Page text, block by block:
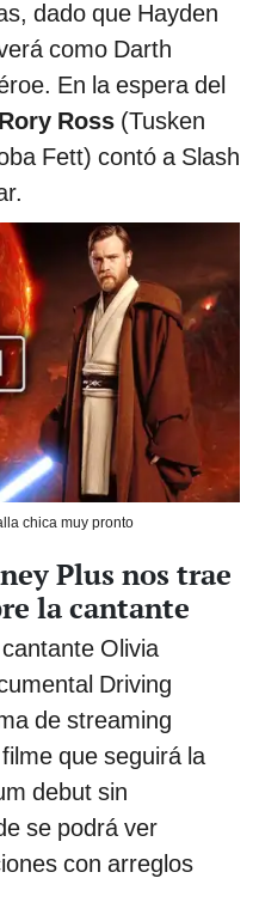
dado que Hayden
como Darth
En la espera del
Rory Ross (Tusken
Fett) contó a Slash
chica muy pronto
Plus nos trae
la cantante
Olivia
Driving
de streaming
que seguirá la
debut sin
se podrá ver
con arreglos